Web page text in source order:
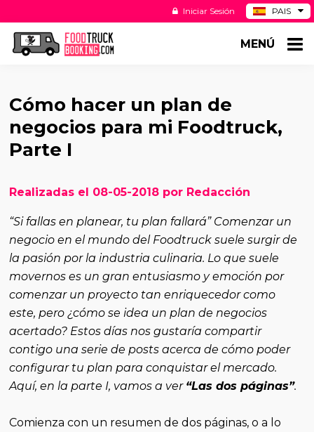
PAIS
DE
Iniciar Sesión
MENÚ
Cómo hacer un plan de
negocios para mi Foodtruck,
Parte I
Realizadas el 08-05-2018 por Redacción
“Si fallas en planear, tu plan fallará” Comenzar un
negocio en el mundo del Foodtruck suele surgir de
la pasión por la industria culinaria. Lo que suele
movernos es un gran entusiasmo y emoción por
comenzar un proyecto tan enriquecedor como
este, pero ¿cómo se idea un plan de negocios
acertado? Estos días nos gustaría compartir
contigo una serie de posts acerca de cómo poder
configurar tu plan para conquistar el mercado.
Aquí, en la parte I, vamos a ver “Las dos páginas”.
Comienza con un resumen de dos páginas, o a lo